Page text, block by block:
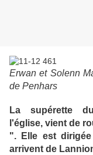
Erwan et Solenn
de Penhars
La supérette
l'église, vient de
". Elle est
arrivent de